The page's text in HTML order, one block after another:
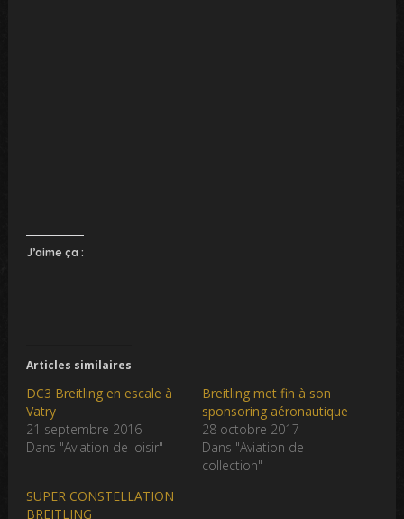
J’aime ça :
Articles similaires
DC3 Breitling en escale à
Vatry
21 septembre 2016
Dans "Aviation de loisir"
Breitling met fin à son
sponsoring aéronautique
28 octobre 2017
Dans "Aviation de
collection"
SUPER CONSTELLATION
BREITLING